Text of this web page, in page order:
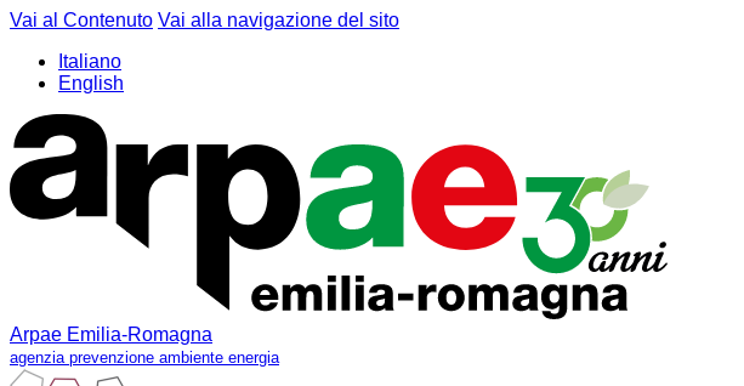
Vai al Contenuto Vai alla navigazione del sito
Italiano
English
Arpae Emilia-Romagna
agenzia prevenzione ambiente energia